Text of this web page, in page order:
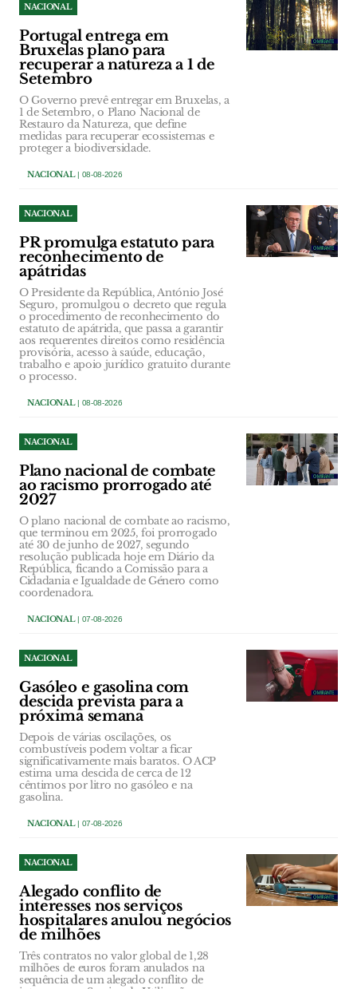
NACIONAL
Portugal entrega em
Bruxelas plano para
recuperar a natureza a 1 de
Setembro
O Governo prevê entregar em Bruxelas, a
1 de Setembro, o Plano Nacional de
Restauro da Natureza, que define
medidas para recuperar ecossistemas e
proteger a biodiversidade.
NACIONAL| 08-08-2026
NACIONAL
PR promulga estatuto para
reconhecimento de
apátridas
O Presidente da República, António José
Seguro, promulgou o decreto que regula
o procedimento de reconhecimento do
estatuto de apátrida, que passa a garantir
aos requerentes direitos como residência
provisória, acesso à saúde, educação,
trabalho e apoio jurídico gratuito durante
o processo.
NACIONAL| 08-08-2026
NACIONAL
Plano nacional de combate
ao racismo prorrogado até
2027
O plano nacional de combate ao racismo,
que terminou em 2025, foi prorrogado
até 30 de junho de 2027, segundo
resolução publicada hoje em Diário da
República, ficando a Comissão para a
Cidadania e Igualdade de Género como
coordenadora.
NACIONAL| 07-08-2026
NACIONAL
Gasóleo e gasolina com
descida prevista para a
próxima semana
Depois de várias oscilações, os
combustíveis podem voltar a ficar
significativamente mais baratos. O ACP
estima uma descida de cerca de 12
cêntimos por litro no gasóleo e na
gasolina.
NACIONAL| 07-08-2026
NACIONAL
Alegado conflito de
interesses nos serviços
hospitalares anulou negócios
de milhões
Três contratos no valor global de 1,28
milhões de euros foram anulados na
sequência de um alegado conflito de